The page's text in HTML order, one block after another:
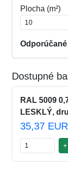
Plocha (m²)
Dostupné
RAL 5009
LESKLÝ,
35,37 EUR